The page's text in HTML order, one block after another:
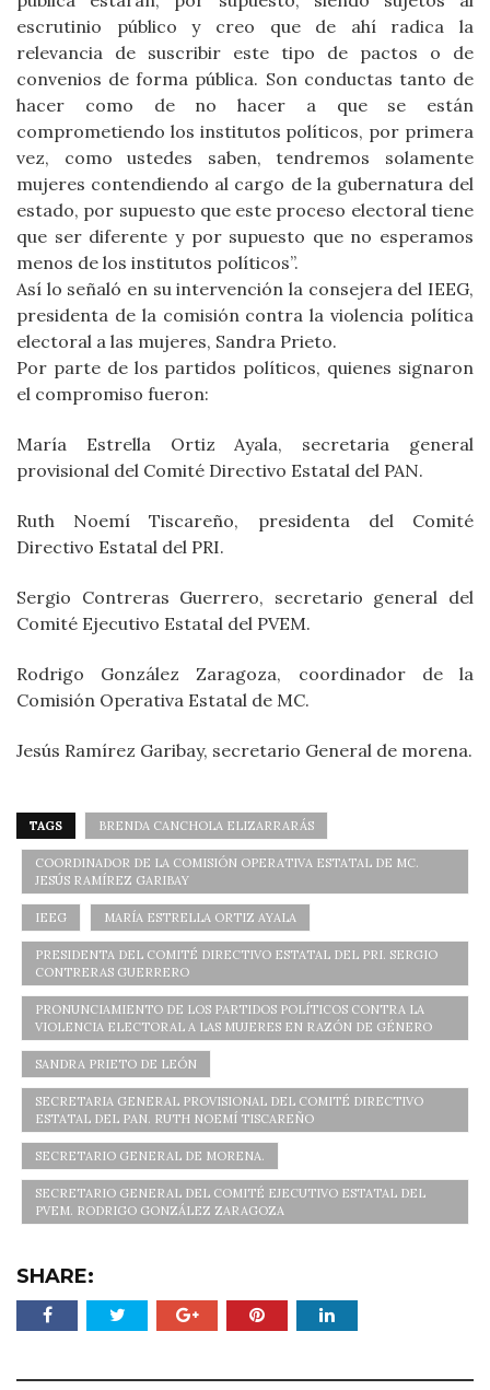
escrutinio público y creo que de ahí radica la
relevancia de suscribir este tipo de pactos o de
convenios de forma pública. Son conductas tanto de
hacer como de no hacer a que se están
comprometiendo los institutos políticos, por primera
vez, como ustedes saben, tendremos solamente
mujeres contendiendo al cargo de la gubernatura del
estado, por supuesto que este proceso electoral tiene
que ser diferente y por supuesto que no esperamos
menos de los institutos políticos”.
Así lo señaló en su intervención la consejera del IEEG,
presidenta de la comisión contra la violencia política
electoral a las mujeres, Sandra Prieto.
Por parte de los partidos políticos, quienes signaron
el compromiso fueron:
María Estrella Ortiz Ayala, secretaria general
provisional del Comité Directivo Estatal del PAN.
Ruth Noemí Tiscareño, presidenta del Comité
Directivo Estatal del PRI.
Sergio Contreras Guerrero, secretario general del
Comité Ejecutivo Estatal del PVEM.
Rodrigo González Zaragoza, coordinador de la
Comisión Operativa Estatal de MC.
Jesús Ramírez Garibay, secretario General de morena.
TAGS BRENDA CANCHOLA ELIZARRARÁS
COORDINADOR DE LA COMISIÓN OPERATIVA ESTATAL DE MC.
JESÚS RAMÍREZ GARIBAY
IEEG MARÍA ESTRELLA ORTIZ AYALA
PRESIDENTA DEL COMITÉ DIRECTIVO ESTATAL DEL PRI. SERGIO
CONTRERAS GUERRERO
PRONUNCIAMIENTO DE LOS PARTIDOS POLÍTICOS CONTRA LA
VIOLENCIA ELECTORAL A LAS MUJERES EN RAZÓN DE GÉNERO
SANDRA PRIETO DE LEÓN
SECRETARIA GENERAL PROVISIONAL DEL COMITÉ DIRECTIVO
ESTATAL DEL PAN. RUTH NOEMÍ TISCAREÑO
SECRETARIO GENERAL DE MORENA.
SECRETARIO GENERAL DEL COMITÉ EJECUTIVO ESTATAL DEL
PVEM. RODRIGO GONZÁLEZ ZARAGOZA
SHARE: